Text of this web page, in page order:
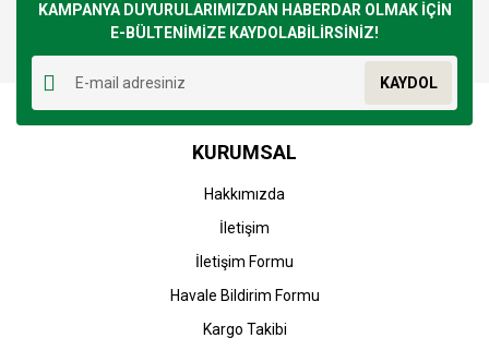
KAMPANYA DUYURULARIMIZDAN HABERDAR OLMAK İÇİN
E-BÜLTENİMİZE KAYDOLABİLİRSİNİZ!
KAYDOL
KURUMSAL
Hakkımızda
İletişim
İletişim Formu
Havale Bildirim Formu
Kargo Takibi